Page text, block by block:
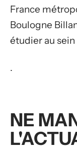
France
Boulogne
étudier au
.
NE